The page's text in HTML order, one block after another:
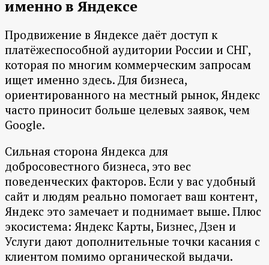
именно в Яндексе
Продвижение в Яндексе даёт доступ к
платёжеспособной аудитории России и СНГ,
которая по многим коммерческим запросам
ищет именно здесь. Для бизнеса,
ориентированного на местный рынок, Яндекс
часто приносит больше целевых заявок, чем
Google.
Сильная сторона Яндекса для
добросовестного бизнеса, это вес
поведенческих факторов. Если у вас удобный
сайт и людям реально помогает ваш контент,
Яндекс это замечает и поднимает выше. Плюс
экосистема: Яндекс Карты, Бизнес, Дзен и
Услуги дают дополнительные точки касания с
клиентом помимо органической выдачи.